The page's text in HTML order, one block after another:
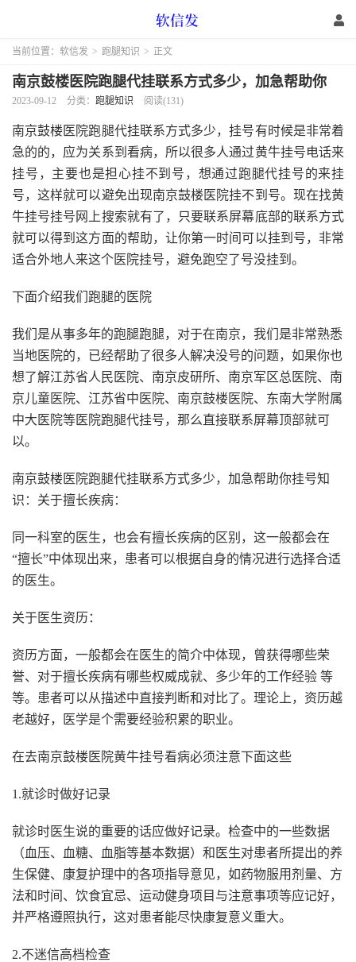
当前位置： 软信发 > 跑腿知识 > 正文
南京鼓楼医院跑腿代挂联系方式多少，加急帮助你
2023-09-12 分类： 跑腿知识 阅读(131)
南京鼓楼医院跑腿代挂联系方式多少，挂号有时候是非常着
急的的，应为关系到看病，所以很多人通过黄牛挂号电话来
挂号，主要也是担心挂不到号，想通过跑腿代挂号的来挂
号，这样就可以避免出现南京鼓楼医院挂不到号。现在找黄
牛挂号挂号网上搜索就有了，只要联系屏幕底部的联系方式
就可以得到这方面的帮助，让你第一时间可以挂到号，非常
适合外地人来这个医院挂号，避免跑空了号没挂到。
下面介绍我们跑腿的医院
我们是从事多年的跑腿跑腿，对于在南京，我们是非常熟悉
当地医院的，已经帮助了很多人解决没号的问题，如果你也
想了解江苏省人民医院、南京皮研所、南京军区总医院、南
京儿童医院、江苏省中医院、南京鼓楼医院、东南大学附属
中大医院等医院跑腿代挂号，那么直接联系屏幕顶部就可
以。
南京鼓楼医院跑腿代挂联系方式多少，加急帮助你挂号知
识：关于擅长疾病：
同一科室的医生，也会有擅长疾病的区别，这一般都会在
“擅长”中体现出来，患者可以根据自身的情况进行选择合适
的医生。
关于医生资历：
资历方面，一般都会在医生的简介中体现，曾获得哪些荣
誉、对于擅长疾病有哪些权威成就、多少年的工作经验 等
等。患者可以从描述中直接判断和对比了。理论上，资历越
老越好，医学是个需要经验积累的职业。
在去南京鼓楼医院黄牛挂号看病必须注意下面这些
1.就诊时做好记录
就诊时医生说的重要的话应做好记录。检查中的一些数据
（血压、血糖、血脂等基本数据）和医生对患者所提出的养
生保健、康复护理中的各项指导意见，如药物服用剂量、方
法和时间、饮食宜忌、运动健身项目与注意事项等应记好，
并严格遵照执行，这对患者能尽快康复意义重大。
2.不迷信高档检查